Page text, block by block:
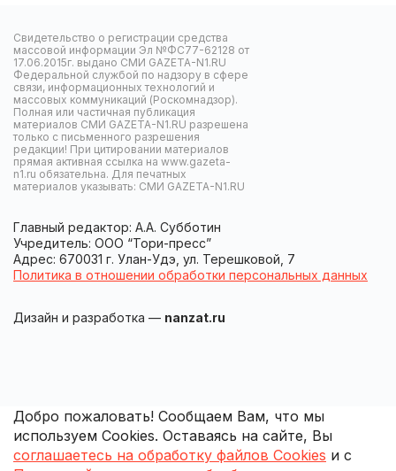
Свидетельство о регистрации средства
массовой информации Эл №ФС77-62128 от
17.06.2015г. выдано СМИ GAZETA-N1.RU
Федеральной службой по надзору в сфере
связи, информационных технологий и
массовых коммуникаций (Роскомнадзор).
Полная или частичная публикация
материалов СМИ GAZETA-N1.RU разрешена
только с письменного разрешения
редакции! При цитировании материалов
прямая активная ссылка на www.gazeta-
n1.ru обязательна. Для печатных
материалов указывать: СМИ GAZETA-N1.RU
Главный редактор: А.А. Субботин
Учредитель: ООО “Тори-пресс”
Адрес: 670031 г. Улан-Удэ, ул. Терешковой, 7
Политика в отношении обработки персональных данных
Дизайн и разработка — nanzat.ru
Добро пожаловать! Сообщаем Вам, что мы
используем Cookies. Оставаясь на сайте, Вы
соглашаетесь на обработку файлов Cookies и с